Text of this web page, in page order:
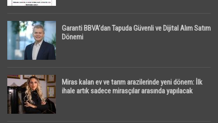
Garanti BBVA’dan Tapuda Güvenli ve Dijital Alım Satım
Dönemi
Miras kalan ev ve tarım arazilerinde yeni dönem: İlk
ihale artık sadece mirasçılar arasında yapılacak